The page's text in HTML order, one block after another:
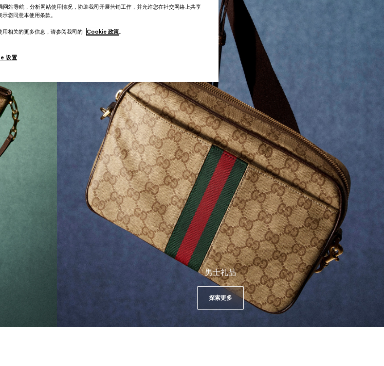
男士礼品
探索更多
站导航，分析网站使用情况，协助我司开展营销工作，并允许您在社交网络上共享
您同意本使用条款。
相关的更多信息，请参阅我司的 Cookie 政策。
设置